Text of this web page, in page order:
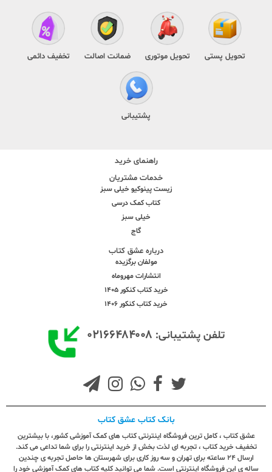
تحویل پستی تحویل موتوری ضمانت اصالت تخفیف دائمی
پشتیبانی
راهنمای خرید
خدمات مشتریان
زیست پینوکیو خیلی سبز
کتاب کمک درسی
خیلی سبز
گاج
درباره عشق کتاب
مولفان برگزیده
انتشارات مهروماه
خرید کتاب کنکور 1405
خرید کتاب کنکور 1406
تلفن پشتیبانی: ۰۲۱۶۶۴۸۴۰۰۸
بانک کتاب عشق کتاب
عشق کتاب ، کامل ترین فروشگاه اینترنتی کتاب های کمک آموزشی کشور، با بیشترین
تخفیف خرید کتاب ، تجربه ای لذت بخش از خرید اینترنتی را برای شما تداعی می کند.
ارسال ٢٤ ساعته برای تهران و سه روز کاری برای شهرستان ها حاصل تجربه ی چندین
ساله ی این فروشگاه اینترنتی است. شما می توانید کلیه کتاب های کمک آموزشی خود را